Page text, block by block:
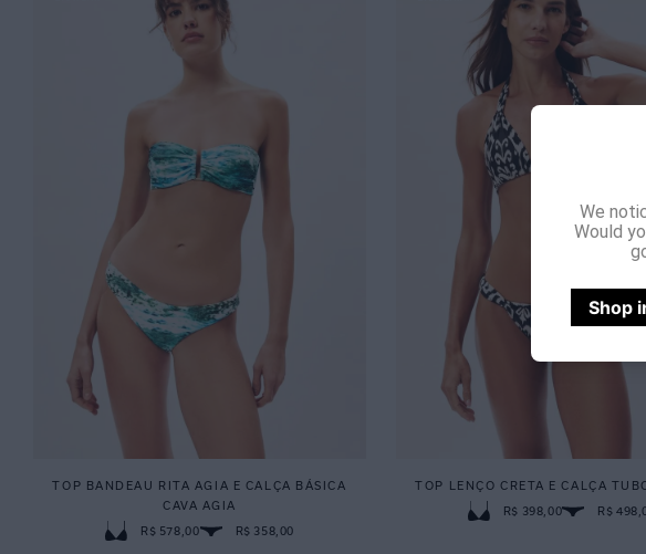
We
Would
Shop
TOP BANDEAU RITA AGIA E CALÇA BÁSICA
CAVA AGIA
R$ 578,00
R$ 358,00
TOP LENÇO CRETA E CALÇA
R$ 398,00
R$